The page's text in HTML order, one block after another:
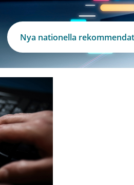
Nya nationella